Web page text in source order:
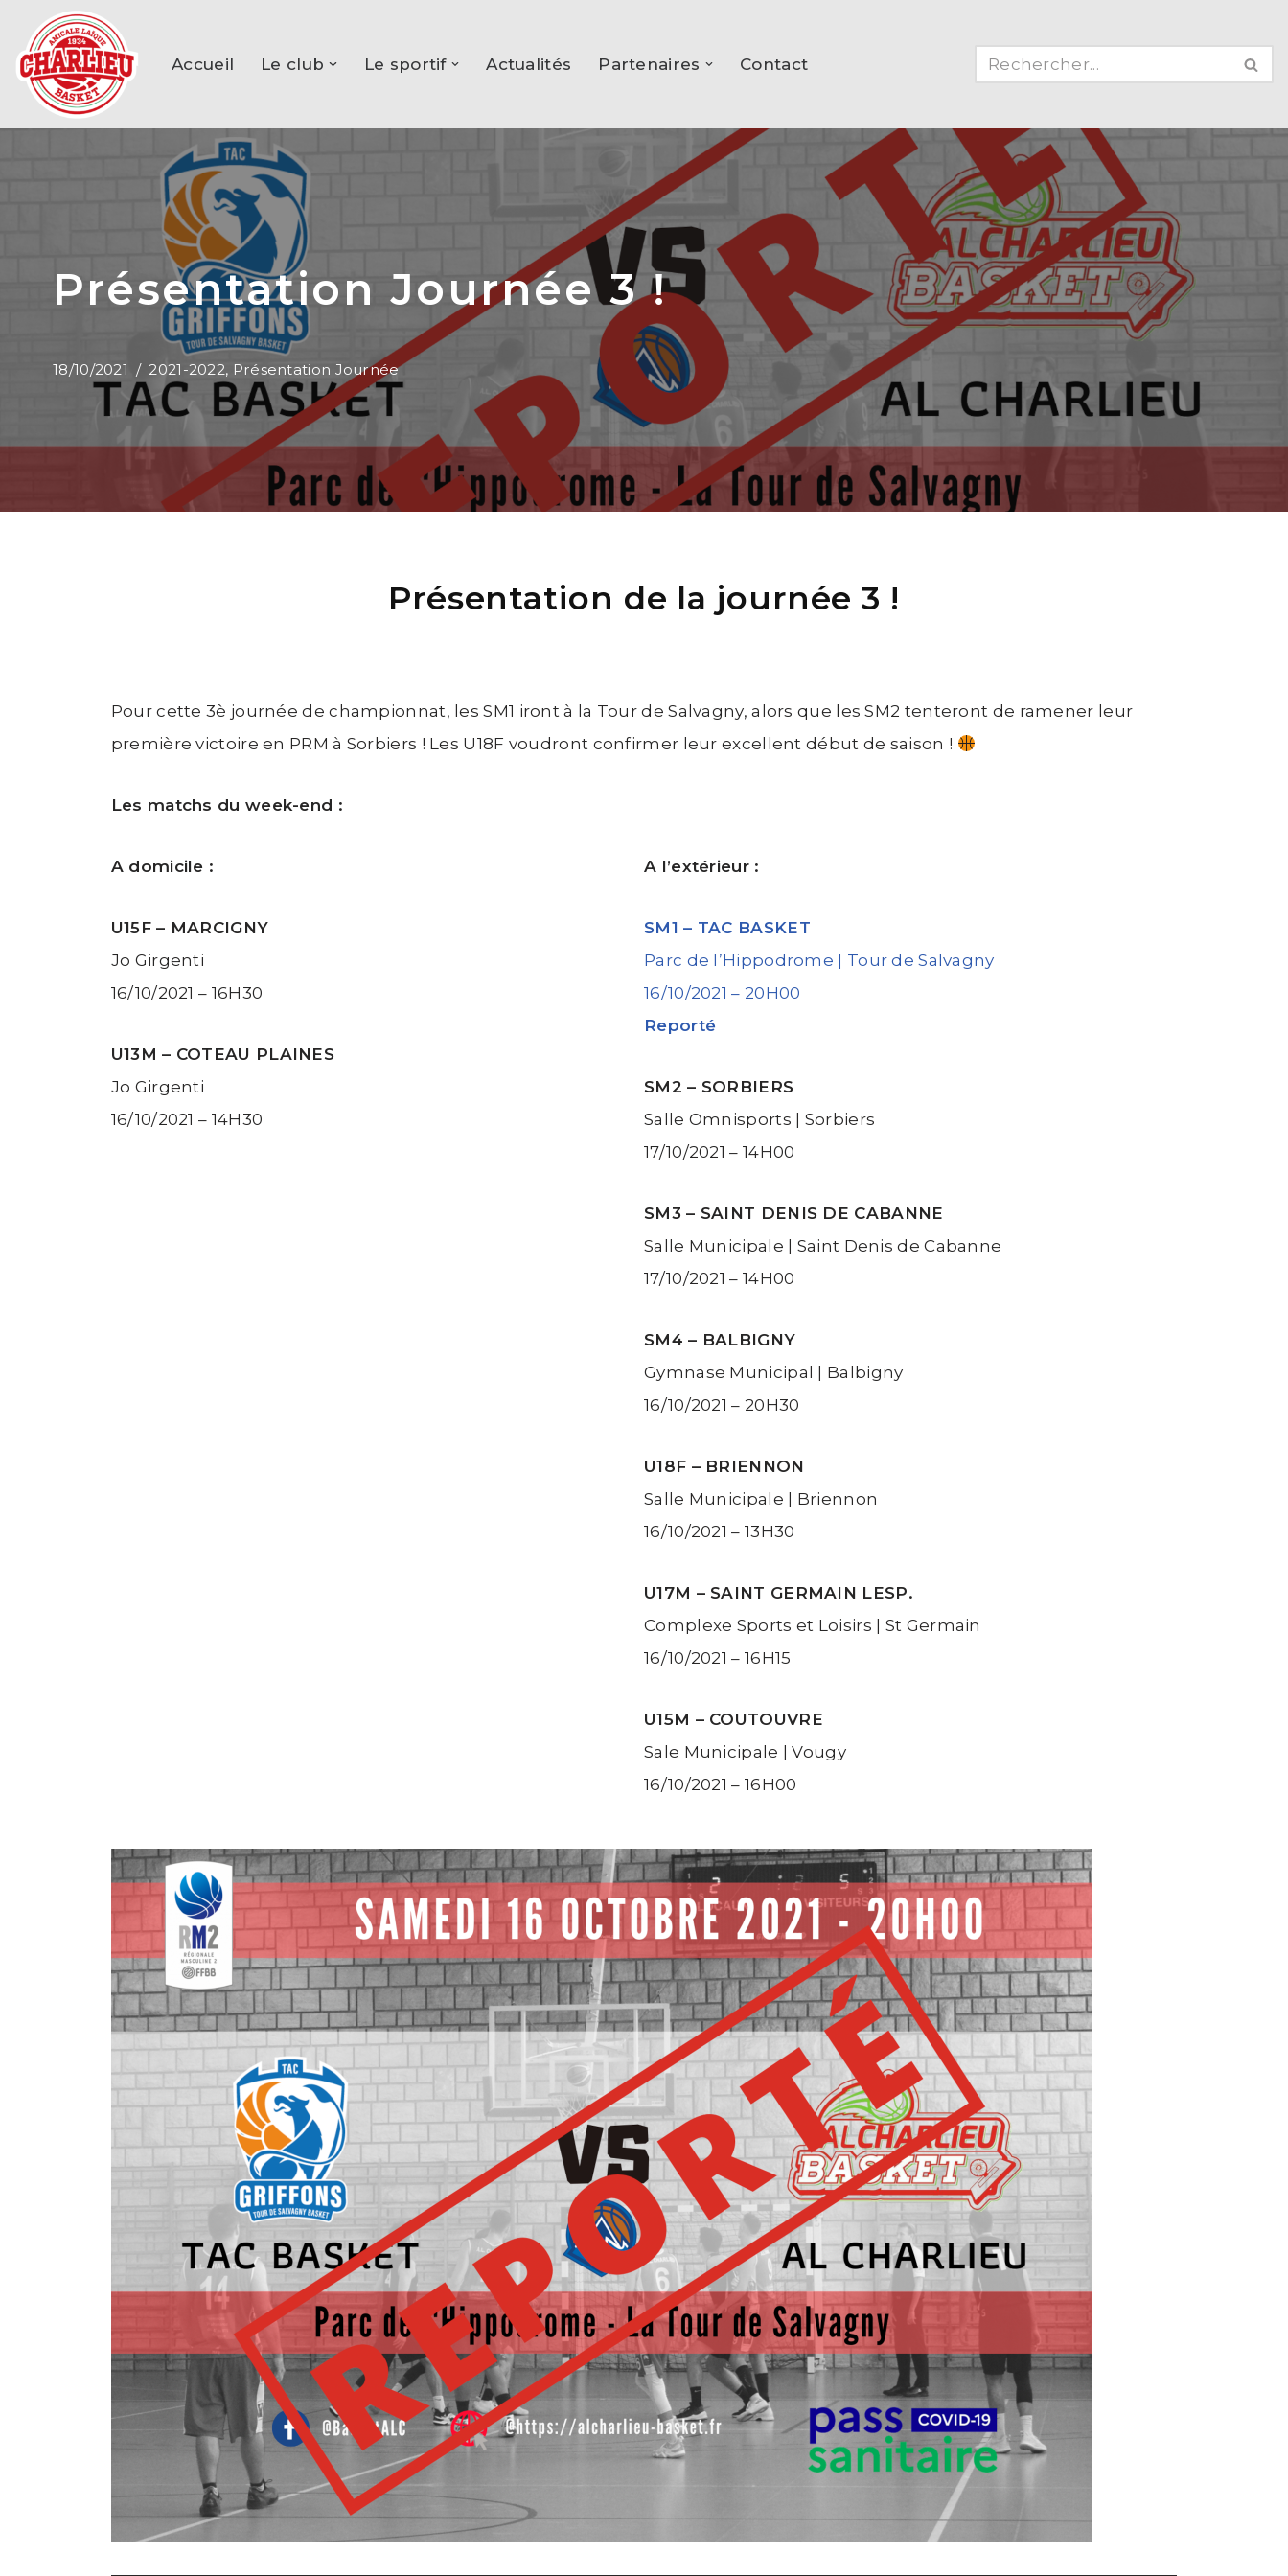
Aller
au
contenu
Accueil Le club Le sportif Actualités Partenaires Contact
Présentation Journée 3 !
18/10/2021 2021-2022, Présentation Journée
Présentation de la journée 3 !
Pour cette 3è journée de championnat, les SM1 iront à la Tour de Salvagny, alors que les SM2 tenteront de ramener leur
première victoire en PRM à Sorbiers ! Les U18F voudront confirmer leur excellent début de saison !
Les matchs du week-end :
A domicile :
U15F – MARCIGNY
Jo Girgenti
16/10/2021 – 16H30
U13M – COTEAU PLAINES
Jo Girgenti
16/10/2021 – 14H30
A l’extérieur :
SM1 – TAC BASKET
Parc de l’Hippodrome | Tour de Salvagny
16/10/2021 – 20H00
Reporté
SM2 – SORBIERS
Salle Omnisports | Sorbiers
17/10/2021 – 14H00
SM3 – SAINT DENIS DE CABANNE
Salle Municipale | Saint Denis de Cabanne
17/10/2021 – 14H00
SM4 – BALBIGNY
Gymnase Municipal | Balbigny
16/10/2021 – 20H30
U18F – BRIENNON
Salle Municipale | Briennon
16/10/2021 – 13H30
U17M – SAINT GERMAIN LESP.
Complexe Sports et Loisirs | St Germain
16/10/2021 – 16H15
U15M – COUTOUVRE
Sale Municipale | Vougy
16/10/2021 – 16H00